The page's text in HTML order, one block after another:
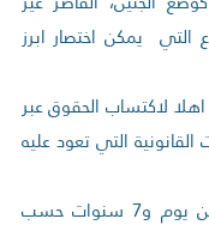
التي يمكن اختصار ابرز
لاكتساب الحقوق عبر
التي تعود عليه
- بالنسبة الى القاصر غير المميز: (بين يوم و7 سنوات حسب